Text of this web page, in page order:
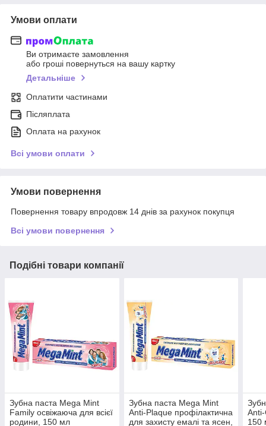
Умови оплати
Ви отримаєте замовлення
або гроші повернуться на вашу картку
Детальніше
Оплатити частинами
Післяплата
Оплата на рахунок
Всі умови оплати
Умови повернення
Повернення товару впродовж 14 днів за рахунок покупця
Всі умови повернення
Подібні товари компанії
Зубна паста Mega Мint
Family освіжаюча для всієї
родини, 150 мл
Зубна паста Mega Мint
Anti-Рlaque профілактична
для захисту емалі та ясен,
150